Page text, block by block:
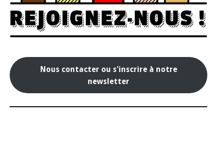
Nous contacter ou s'inscrire à notre
newsletter